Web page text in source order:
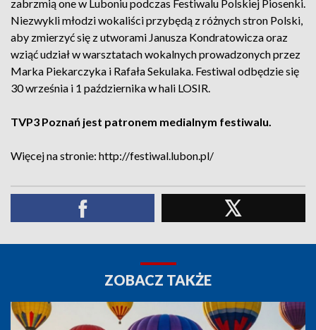
zabrzmią one w Luboniu podczas Festiwalu Polskiej Piosenki.
Niezwykli młodzi wokaliści przybędą z różnych stron Polski,
aby zmierzyć się z utworami Janusza Kondratowicza oraz
wziąć udział w warsztatach wokalnych prowadzonych przez
Marka Piekarczyka i Rafała Sekulaka. Festiwal odbędzie się
30 września i 1 października w hali LOSIR.
TVP3 Poznań jest patronem medialnym festiwalu.
Więcej na stronie: http://festiwal.lubon.pl/
ZOBACZ TAKŻE